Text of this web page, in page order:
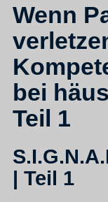
Wenn
bei
Teil 1
| Teil 1